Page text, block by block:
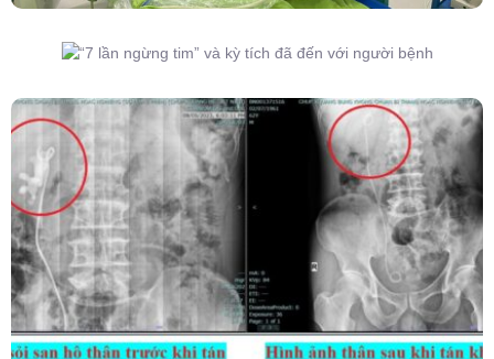
Người Bệnh
Kết Hợp Tán Sỏi Qua Da Và Tán Sỏi Nội Soi
Ống Mềm – Kỹ Thuật Cao Loại Bỏ Triệt Để Sỏi
San Hô Thận